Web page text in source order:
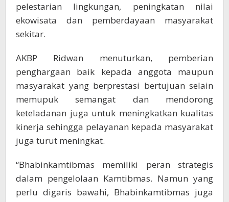
pelestarian lingkungan, peningkatan nilai
ekowisata dan pemberdayaan masyarakat
sekitar.
AKBP Ridwan menuturkan, pemberian
penghargaan baik kepada anggota maupun
masyarakat yang berprestasi bertujuan selain
memupuk semangat dan mendorong
keteladanan juga untuk meningkatkan kualitas
kinerja sehingga pelayanan kepada masyarakat
juga turut meningkat.
“Bhabinkamtibmas memiliki peran strategis
dalam pengelolaan Kamtibmas. Namun yang
perlu digaris bawahi, Bhabinkamtibmas juga